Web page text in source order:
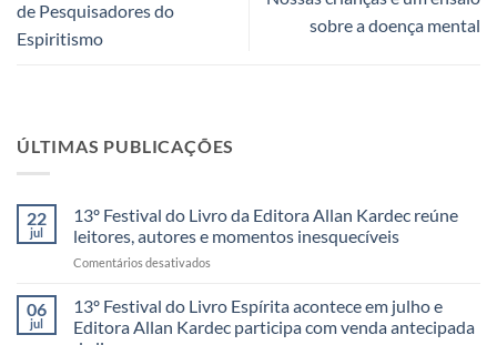
de Pesquisadores do
Espiritismo
sobre a doença mental
ÚLTIMAS PUBLICAÇÕES
22
jul
13º Festival do Livro da Editora Allan Kardec reúne
leitores, autores e momentos inesquecíveis
Comentários desativados
Festival
do
Livro
06
jul
13º Festival do Livro Espírita acontece em julho e
Editora Allan Kardec participa com venda antecipada